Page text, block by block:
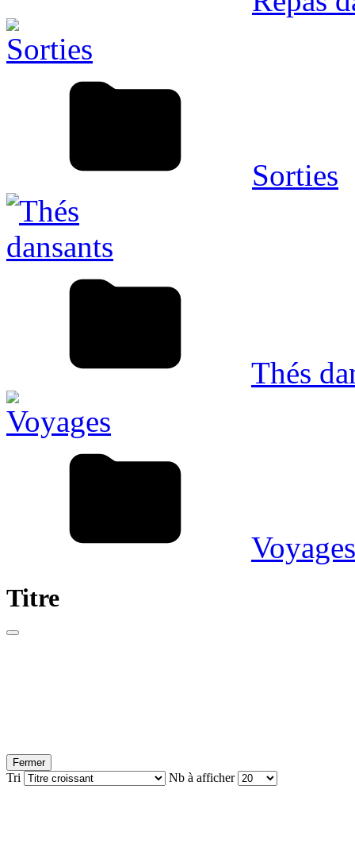
Sorties
Thés
Voyages
Titre
Fermer
Tri Nb à afficher